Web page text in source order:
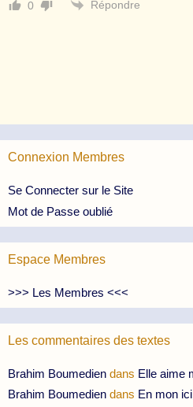
0 Répondre
Connexion Membres
Se Connecter sur le Site
Mot de Passe oublié
Espace Membres
>>> Les Membres <<<
Les commentaires des textes
Brahim Boumedien dans Elle aime
Brahim Boumedien dans En mon